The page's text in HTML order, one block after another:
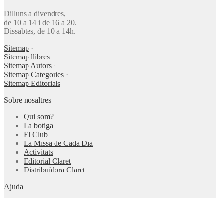
Dilluns a divendres,
de 10 a 14 i de 16 a 20.
Dissabtes, de 10 a 14h.
Sitemap ·
Sitemap llibres ·
Sitemap Autors ·
Sitemap Categories ·
Sitemap Editorials
Sobre nosaltres
Qui som?
La botiga
El Club
La Missa de Cada Dia
Activitats
Editorial Claret
Distribuïdora Claret
Ajuda